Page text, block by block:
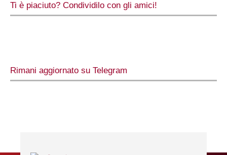
Ti è piaciuto? Condividilo con gli amici!
Rimani aggiornato su Telegram